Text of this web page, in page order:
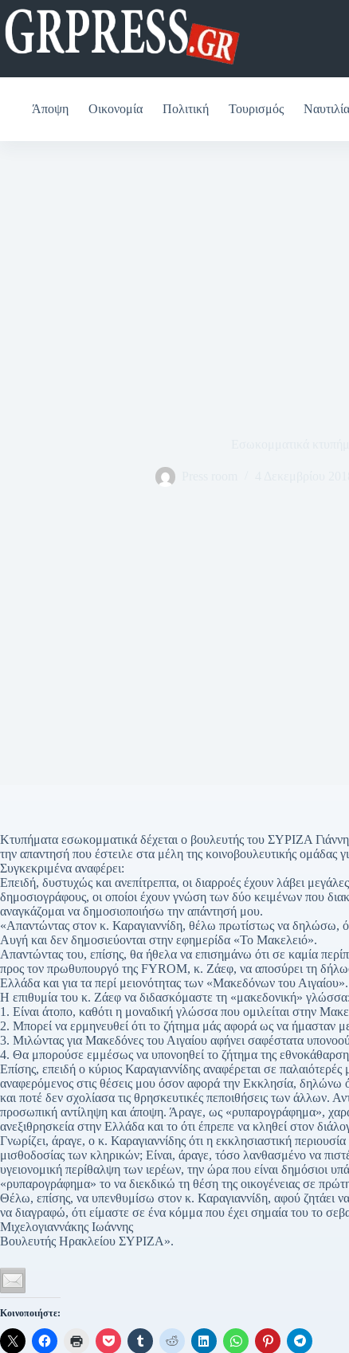
Μετάβαση
στο
περιεχόμενο
Άποψη Οικονομία Πολιτική Τουρισμός Ναυτιλία
Κτυπήματα εσωκομματικά δέχεται ο βουλευτής του ΣΥΡΙΖΑ
την απαντησή που έστειλε στα μέλη της κοινοβουλευτικής ομάδας
Συγκεκριμένα αναφέρει:
Επειδή, δυστυχώς και ανεπίτρεπτα, οι διαρροές έχουν λάβει
δημοσιογράφους, οι οποίοι έχουν γνώση των δύο κειμένων που
αναγκάζομαι να δημοσιοποιήσω την απάντησή μου.
«Απαντώντας στον κ. Καραγιαννίδη, θέλω πρωτίστως να δηλώσω,
Αυγή και δεν δημοσιεύονται στην εφημερίδα «Το Μακελειό».
Απαντώντας του, επίσης, θα ήθελα να επισημάνω ότι σε καμία
προς τον πρωθυπουργό της FYROM, κ. Ζάεφ, να αποσύρει τη
Ελλάδα και για τα περί μειονότητας των «Μακεδόνων του Αιγαίου».
Η επιθυμία του κ. Ζάεφ να διδασκόμαστε τη «μακεδονική» γλώσσα:
1. Είναι άτοπο, καθότι η μοναδική γλώσσα που ομιλείται στην
2. Μπορεί να ερμηνευθεί ότι το ζήτημα μάς αφορά ως να ήμασταν
3. Μιλώντας για Μακεδόνες του Αιγαίου αφήνει σαφέστατα
4. Θα μπορούσε εμμέσως να υπονοηθεί το ζήτημα της
Επίσης, επειδή ο κύριος Καραγιαννίδης αναφέρεται σε
αναφερόμενος στις θέσεις μου όσον αφορά την Εκκλησία, δηλώνω
και ποτέ δεν σχολίασα τις θρησκευτικές πεποιθήσεις των άλλων.
προσωπική αντίληψη και άποψη. Άραγε, ως «ρυπαρογράφημα»,
ανεξιθρησκεία στην Ελλάδα και το ότι έπρεπε να κληθεί στον
Γνωρίζει, άραγε, ο κ. Καραγιαννίδης ότι η εκκλησιαστική
μισθοδοσίας των κληρικών; Είναι, άραγε, τόσο λανθασμένο να
υγειονομική περίθαλψη των ιερέων, την ώρα που είναι δημόσιοι
«ρυπαρογράφημα» το να διεκδικώ τη θέση της οικογένειας σε
Θέλω, επίσης, να υπενθυμίσω στον κ. Καραγιαννίδη, αφού ζητάει
να διαγραφώ, ότι είμαστε σε ένα κόμμα που έχει σημαία του το
Μιχελογιαννάκης Ιωάννης
Βουλευτής Ηρακλείου ΣΥΡΙΖΑ».
Κοινοποιήστε: